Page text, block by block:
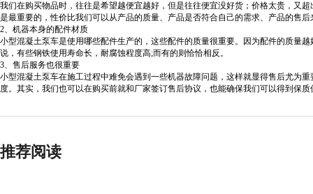
我们在购买物品时，往往是希望越便宜越好，但是往往便宜没好货；价格太贵，又
是最重要的，性价比我们可以从产品的质量、产品是否符合自己的需求、产品的售后
2、机器本身的配件材质
小型混凝土泵车是使用哪些配件生产的，这些配件的质量很重要。因为配件的质量
说，有些钢铁使用寿命长，耐腐蚀程度高;而有的则恰恰相反。
3、售后服务也很重要
小型混凝土泵车在施工过程中难免会遇到一些机器故障问题，这样就显得售后尤为
度。其实，我们也可以在购买前就和厂家签订售后协议，也能确保我们可以得到保
推荐阅读